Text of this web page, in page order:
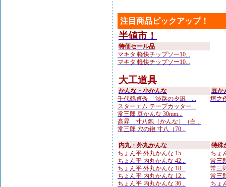
注目商品ピックアップ！
半値市！
特価セール品
マキタ 軽快チップソー10...
マキタ 軽快チップソー10...
大工道具
かんな・小かんな
千代鶴貞秀 「淡路の夕凪」...
スターエム テープカッター...
常三郎 豆かんな 30mm...
高昇 寸八鉋（かんな）（白...
常三郎 穴の鉋 寸八（70...
豆か
垣之
内丸・外丸かんな
ちょん平 外丸かんな 15...
ちょん平 内丸かんな 42...
ちょん平 外丸かんな 18...
ちょん平 内丸かんな 12...
ちょん平 内丸かんな 36...
特殊
ちょ
常三
常三
常三
ちょ